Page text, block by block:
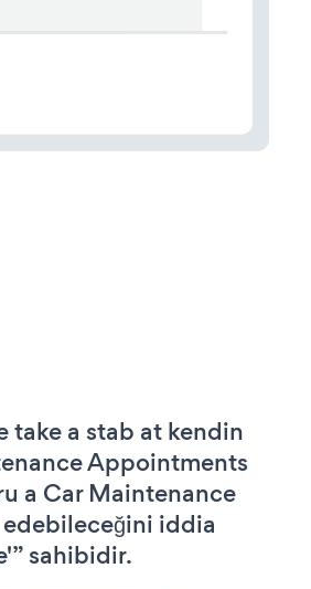
take a stab at kendin
Appointments
a Car Maintenance
iddia
sahibidir.